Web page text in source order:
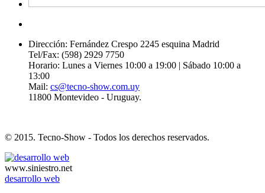
Dirección: Fernández Crespo 2245 esquina Madrid
Tel/Fax: (598) 2929 7750
Horario: Lunes a Viernes 10:00 a 19:00 | Sábado 10:00 a
13:00
Mail: cs@tecno-show.com.uy
11800 Montevideo - Uruguay.
© 2015. Tecno-Show - Todos los derechos reservados.
www.siniestro.net
desarrollo web